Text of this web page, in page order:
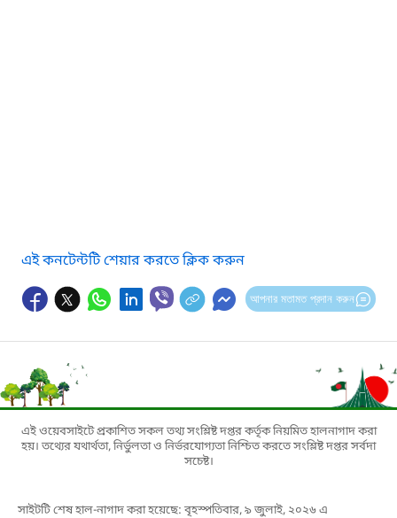
এই কনটেন্টটি শেয়ার করতে ক্লিক করুন
আপনার মতামত প্রদান করুন
এই ওয়েবসাইটে প্রকাশিত সকল তথ্য সংশ্লিষ্ট দপ্তর কর্তৃক নিয়মিত হালনাগাদ করা
হয়। তথ্যের যথার্থতা, নির্ভুলতা ও নির্ভরযোগ্যতা নিশ্চিত করতে সংশ্লিষ্ট দপ্তর সর্বদা
সচেষ্ট।
সাইটটি শেষ হাল-নাগাদ করা হয়েছে: বৃহস্পতিবার, ৯ জুলাই, ২০২৬ এ